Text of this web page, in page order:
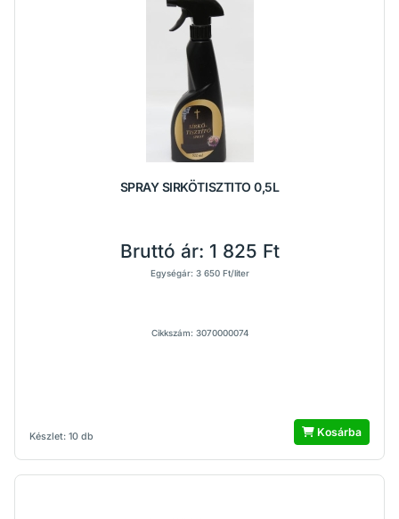
SPRAY SIRKÖTISZTITO 0,5L
Készlet: 10 db
Bruttó ár: 1 825 Ft
Egységár: 3 650 Ft/liter
Cikkszám: 3070000074
Kosárba